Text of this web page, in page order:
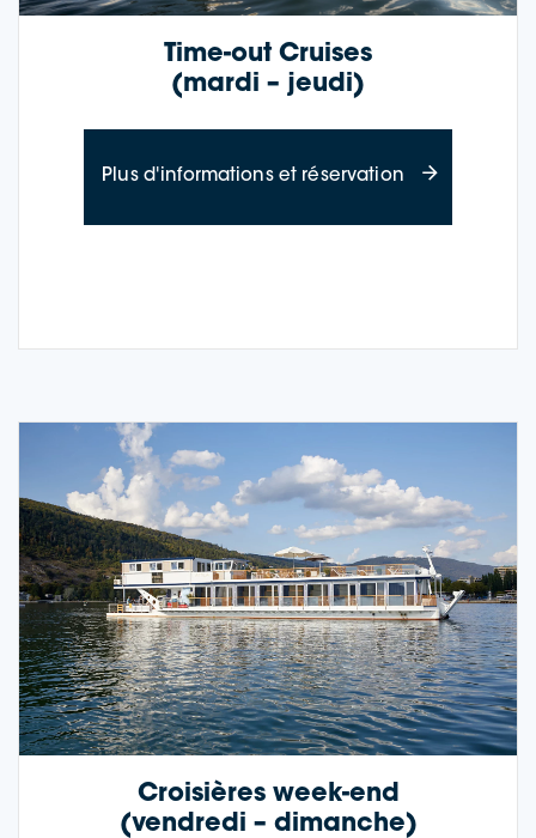
Time-out Cruises
(mardi – jeudi)
Plus d'informations et réservationà propos des
Croisières week-end
(vendredi – dimanche)